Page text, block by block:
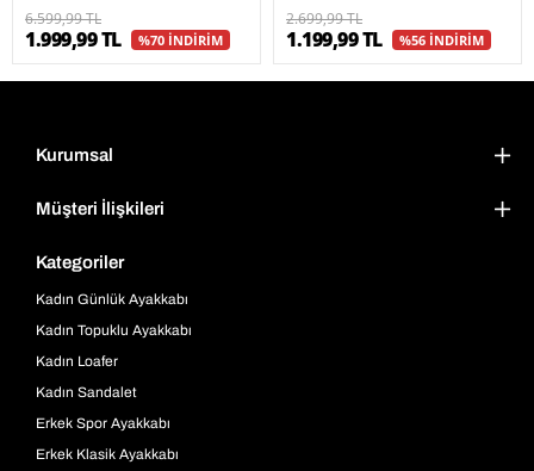
6.599,99 TL
1.999,99 TL %70 İNDİRİM
2.699,99 TL
1.199,99 TL %56 İNDİRİM
Kurumsal
Müşteri İlişkileri
Kategoriler
Kadın Günlük Ayakkabı
Kadın Topuklu Ayakkabı
Kadın Loafer
Kadın Sandalet
Erkek Spor Ayakkabı
Erkek Klasik Ayakkabı